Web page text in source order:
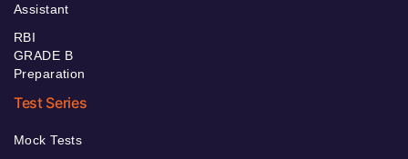
Assistant
RBI
GRADE B
Preparation
Test Series
Mock Tests